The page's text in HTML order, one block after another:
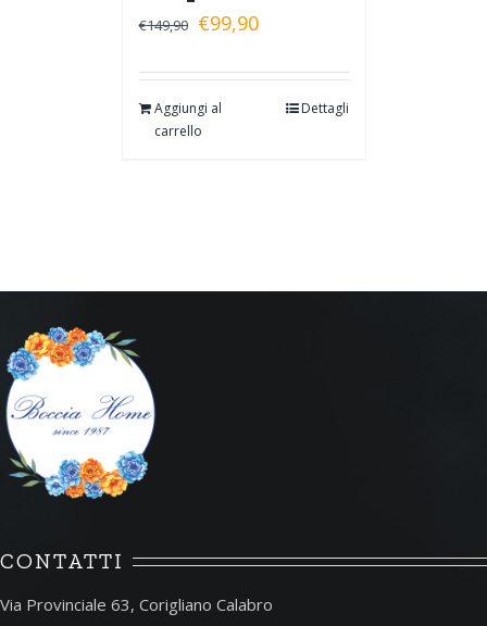
€149,90 €99,90
Aggiungi al
carrello
Dettagli
CONTATTI
Via Provinciale 63, Corigliano Calabro